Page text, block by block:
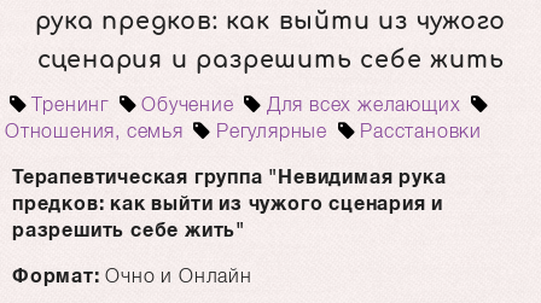
рука предков: как выйти из чужого
сценария и разрешить себе жить
Тренинг Обучение
Для всех желающих
Отношения, семья
Регулярные Расстановки
Терапевтическая группа "Невидимая рука
предков: как выйти из чужого сценария и
разрешить себе жить"
Формат: Очно и Онлайн